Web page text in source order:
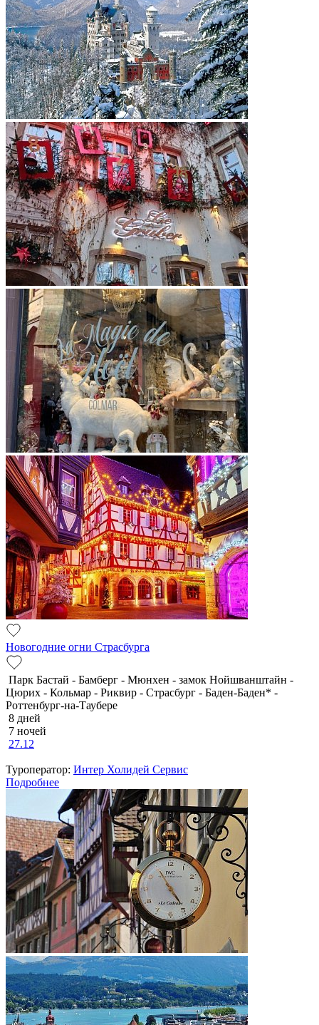
Новогодние огни Страсбурга
Парк Бастай - Бамберг - Мюнхен - замок Нойшванштайн -
Цюрих - Кольмар - Риквир - Страсбург - Баден-Баден* -
Роттенбург-на-Таубере
8 дней
7 ночей
27.12
Туроператор: Интер Холидей Сервис
Подробнее